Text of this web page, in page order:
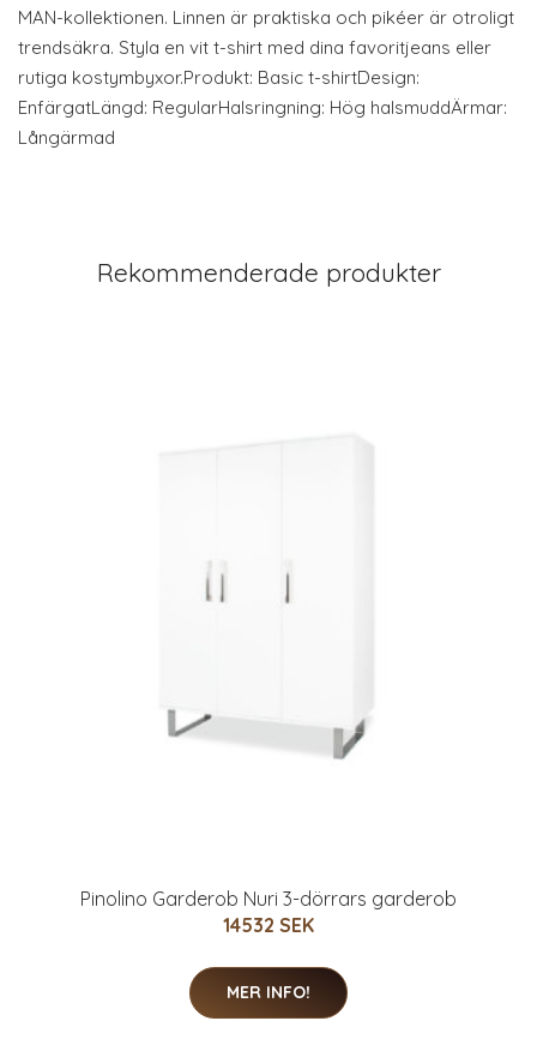
MAN-kollektionen. Linnen är praktiska och pikéer är otroligt
trendsäkra. Styla en vit t-shirt med dina favoritjeans eller
rutiga kostymbyxor.Produkt: Basic t-shirtDesign:
EnfärgatLängd: RegularHalsringning: Hög halsmuddÄrmar:
Långärmad
Rekommenderade produkter
Pinolino Garderob Nuri 3-dörrars garderob
14532 SEK
MER INFO!